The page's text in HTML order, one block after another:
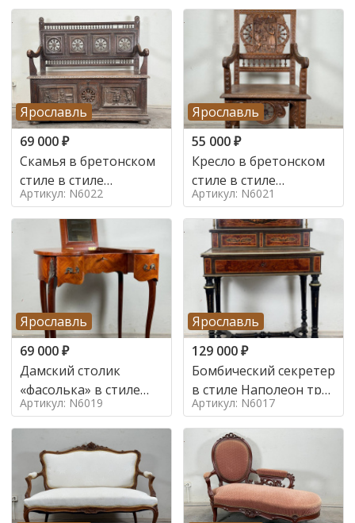
Ярославль
69 000₽
Скамья в бретонском
стиле в стиле
Артикул: N6022
Ярославль
55 000₽
Кресло в бретонском
стиле в стиле
Артикул: N6021
Ярославль
69 000₽
Дамский столик
«фасолька» в стиле
Луи 16,
Артикул: N6019
Ярославль
129 000₽
Бомбический секретер
в стиле Наполеон труа
в стиле
Артикул: N6017